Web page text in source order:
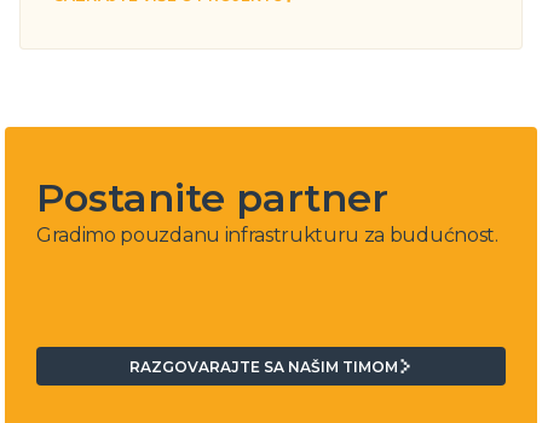
Postanite partner
Gradimo pouzdanu infrastrukturu za budućnost.
RAZGOVARAJTE SA NAŠIM TIMOM
RAZGOVARAJTE SA NAŠIM TIMOM